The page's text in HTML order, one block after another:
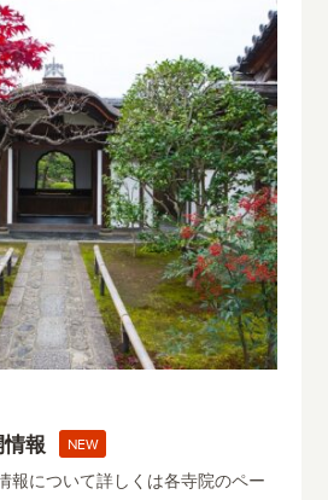
報
NEW
報について詳しくは各寺院のペー